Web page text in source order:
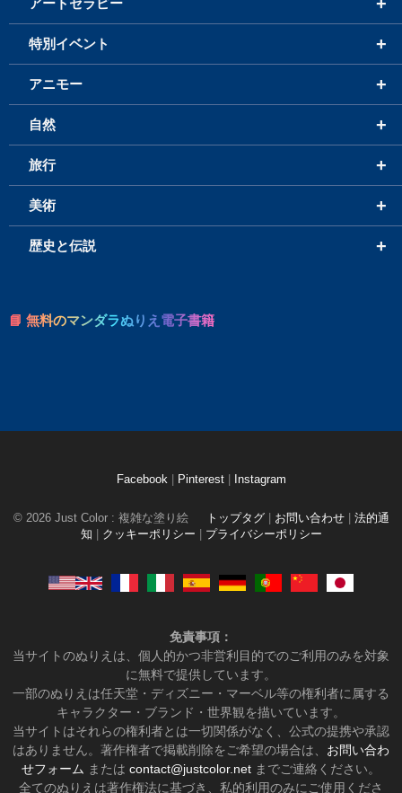
アートセラピー
+
特別イベント
+
アニモー
+
自然
+
旅行
+
美術
+
歴史と伝説
📘 無料のマンダラぬりえ電子書籍
Facebook Pinterest Instagram
© 2026 Just Color : 複雑な塗り絵 トップタグ お問い合わせ
法的通
知
クッキーポリシー プライバシーポリシー
免責事項：
当サイトのぬりえは、個人的かつ非営利目的でのご利用のみを対象
に無料で提供しています。
一部のぬりえは任天堂・ディズニー・マーベル等の権利者に属する
キャラクター・ブランド・世界観を描いています。
当サイトはそれらの権利者とは一切関係がなく、公式の提携や承認
はありません。著作権者で掲載削除をご希望の場合は、 お問い合わ
せフォーム または contact@justcolor.net までご連絡ください。
全てのぬりえは著作権法に基づき、私的利用のみにご使用くださ